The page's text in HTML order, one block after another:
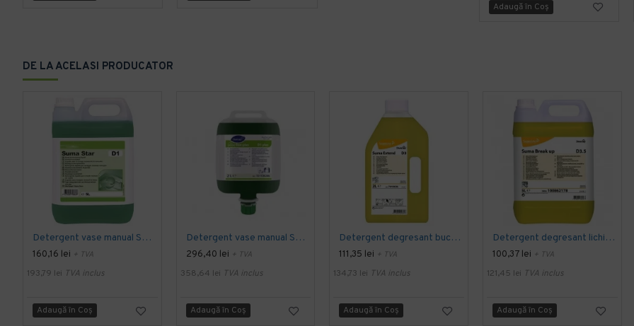
Adaugă în Coş
DE LA ACELASI PRODUCATOR
Detergent vase manual SUMA STAR D1, Diversey, 5L
160,16 lei + TVA
193,79 lei TVA inclus
Adaugă în Coş
Detergent vase manual SUMA STAR D1 Plus, Diversey, 2L
296,40 lei + TVA
358,64 lei TVA inclus
Adaugă în Coş
Detergent degresant bucatarie SUMA Extend D3, Diversey, 2L
111,35 lei + TVA
134,73 lei TVA inclus
Adaugă în Coş
Detergent degresant lichid SUMA Force/ Breakup D3.5, Diversey, 5L
100,37 lei + TVA
121,45 lei TVA inclus
Adaugă în Coş